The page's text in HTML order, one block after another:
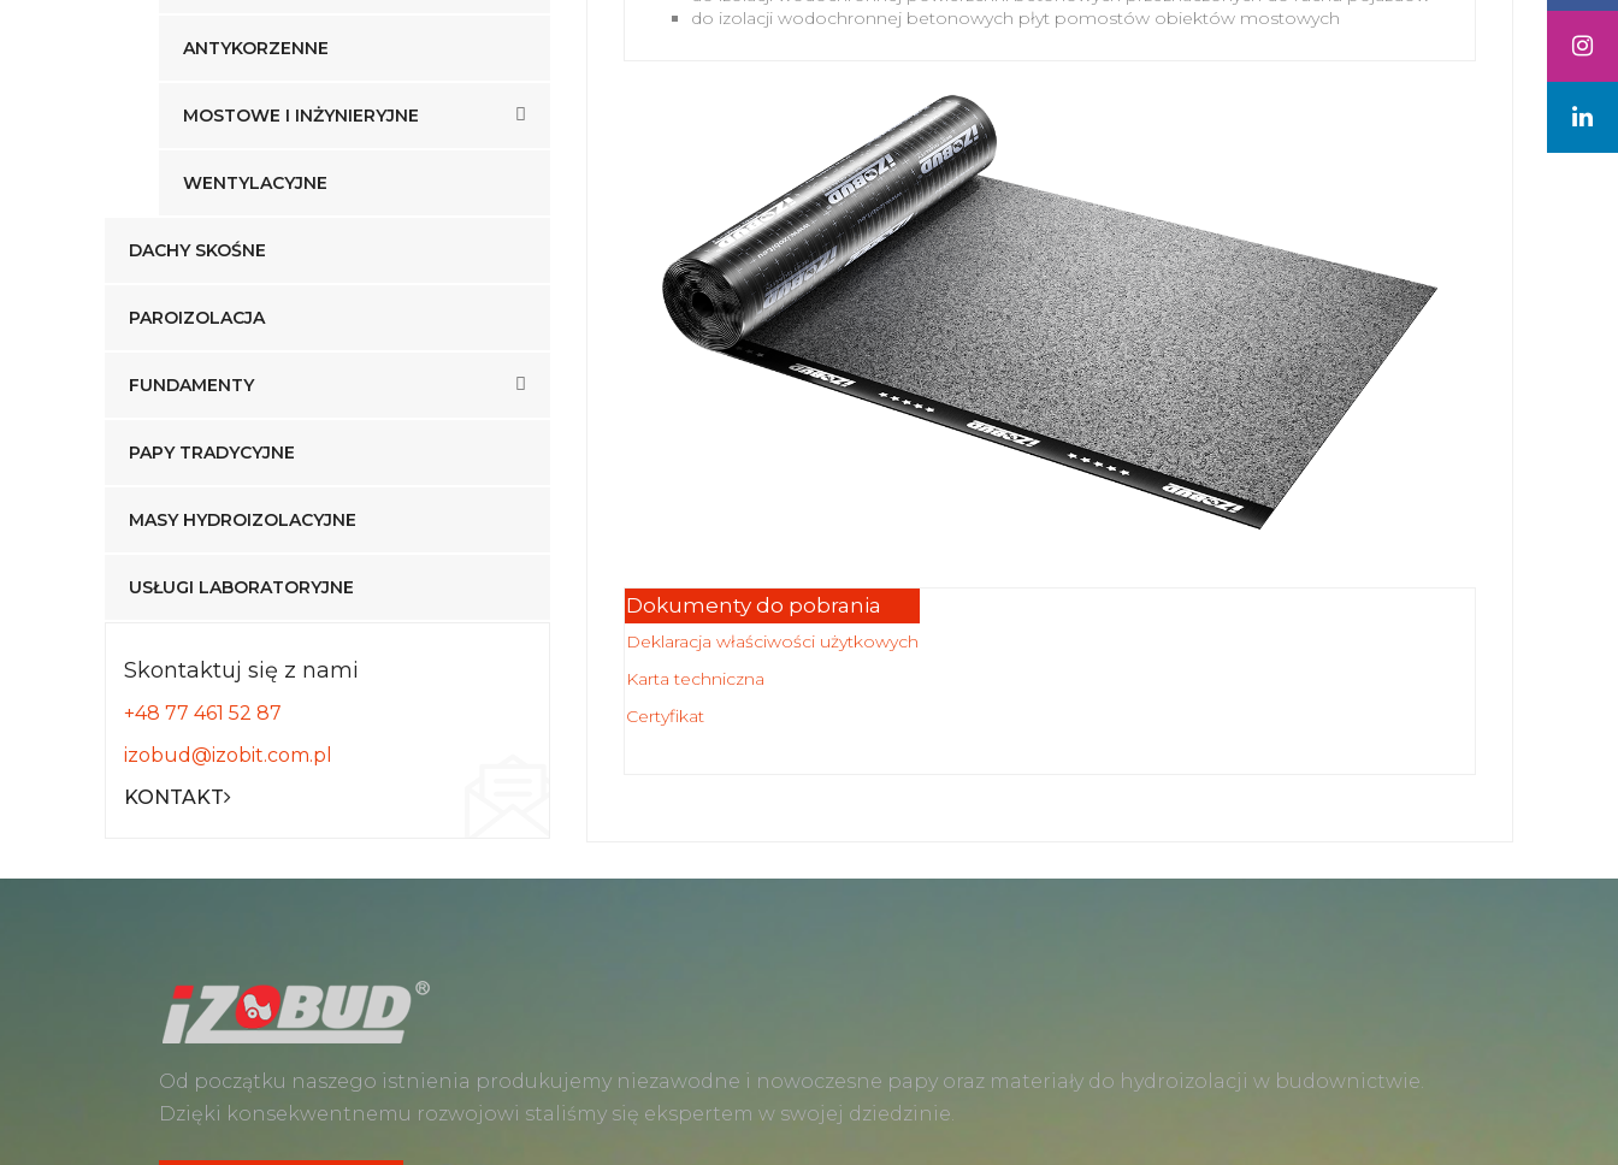
ANTYKORZENNE
MOSTOWE I INŻYNIERYJNE
WENTYLACYJNE
DACHY SKOŚNE
PAROIZOLACJA
FUNDAMENTY
PAPY TRADYCYJNE
MASY HYDROIZOLACYJNE
USŁUGI LABORATORYJNE
Skontaktuj się z nami
+48 77 461 52 87
izobud@izobit.com.pl
KONTAKT
do izolacji wodochronnej betonowych płyt pomostów obiektów mostowych
Dokumenty do pobrania
Deklaracja właściwości użytkowych
Karta techniczna
Certyfikat
Od początku naszego istnienia produkujemy niezawodne i nowoczesne papy oraz materiały do hydroizolacji w budownictwie.
Dzięki konsekwentnemu rozwojowi staliśmy się ekspertem w swojej dziedzinie.